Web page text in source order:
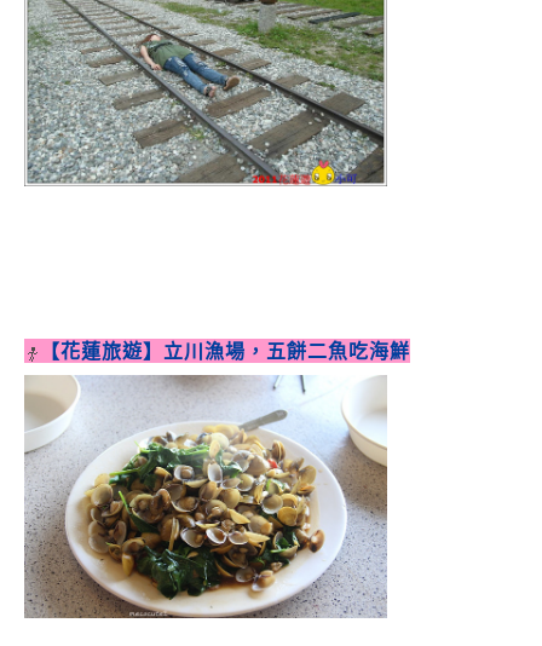
【花蓮旅遊】立川漁場，五餅二魚吃海鮮